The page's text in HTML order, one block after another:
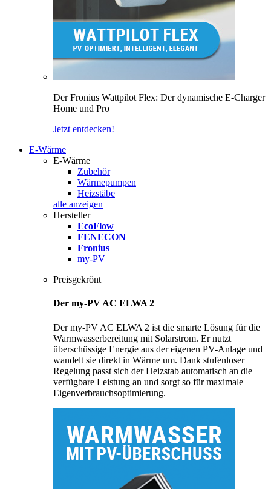
Der Fronius Wattpilot Flex: Der dynamische E-Charger
Home und Pro
Jetzt entdecken!
E-Wärme
E-Wärme
Zubehör
Wärmepumpen
Heizstäbe
alle anzeigen
Hersteller
EcoFlow
FENECON
Fronius
my-PV
Preisgekrönt
Der my-PV AC ELWA 2
Der my-PV AC ELWA 2 ist die smarte Lösung für die
Warmwasserbereitung mit Solarstrom. Er nutzt
überschüssige Energie aus der eigenen PV-Anlage und
wandelt sie direkt in Wärme um. Dank stufenloser
Regelung passt sich der Heizstab automatisch an die
verfügbare Leistung an und sorgt so für maximale
Eigenverbrauchsoptimierung.